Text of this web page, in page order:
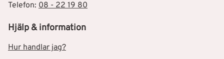
Telefon: 08 - 22 19 80
Hjälp & information
Hur handlar jag?